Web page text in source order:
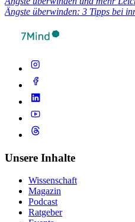
Ängste über­win­den: 3 Tipps bei
Unsere Inhalte
Wissenschaft
Magazin
Podcast
Ratgeber